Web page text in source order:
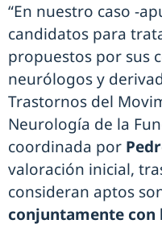
“En nuestro caso -
candidatos para
propuestos por sus
neurólogos y
Trastornos del
Neurología de la
coordinada por
valoración inicial,
consideran aptos
conjuntamente